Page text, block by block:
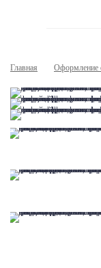
Главная Оформление